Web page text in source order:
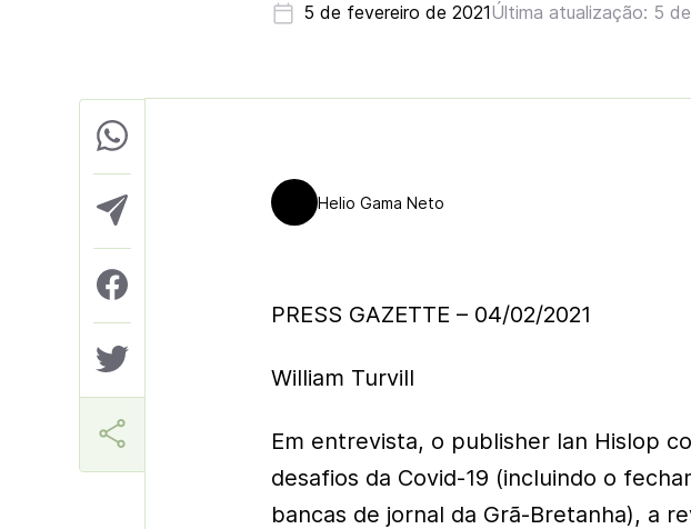
5 de fevereiro de 2021Última atualização: 5
Helio Gama Neto
PRESS GAZETTE – 04/02/2021
William Turvill
Em entrevista, o publisher Ian Hislop
desafios da Covid-19 (incluindo o
bancas de jornal da Grã-Bretanha), a